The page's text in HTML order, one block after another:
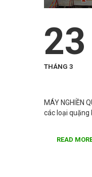
23
THÁNG 3
MÁY NGHIỀN
các loại quặng
READ